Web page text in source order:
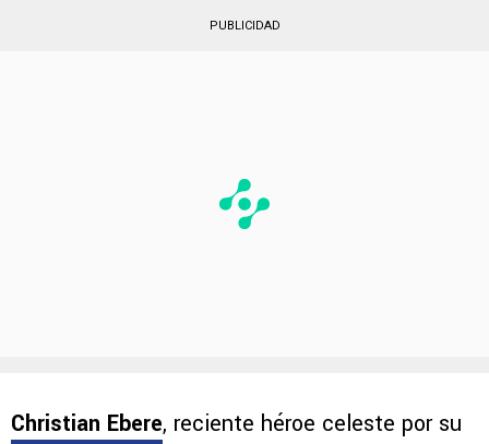
PUBLICIDAD
Christian Ebere, reciente héroe celeste por su